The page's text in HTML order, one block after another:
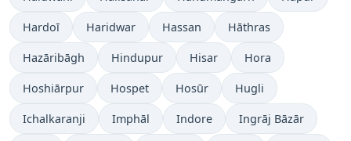
Hardoī Haridwar Hassan Hāthras
Hazāribāgh Hindupur Hisar Hora
Hoshiārpur Hospet Hosūr Hugli
Ichalkaranji Imphāl Indore Ingrāj Bāzār